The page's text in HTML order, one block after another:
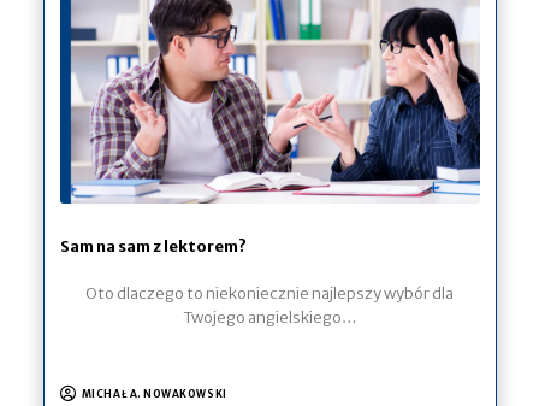
Sam na sam z lektorem?
Oto dlaczego to niekoniecznie najlepszy wybór dla
Twojego angielskiego…
MICHAŁ A. NOWAKOWSKI